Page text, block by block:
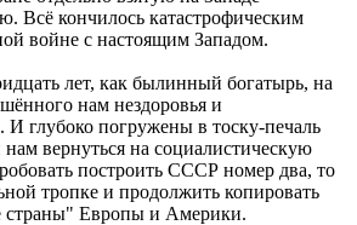
Всё кончилось катастрофическим
войне с настоящим Западом.
лет, как былинный богатырь, на
нам нездоровья и
И глубоко погружены в тоску-печаль
вернуться на социалистическую
построить СССР номер два, то
тропке и продолжить копировать
страны" Европы и Америки.